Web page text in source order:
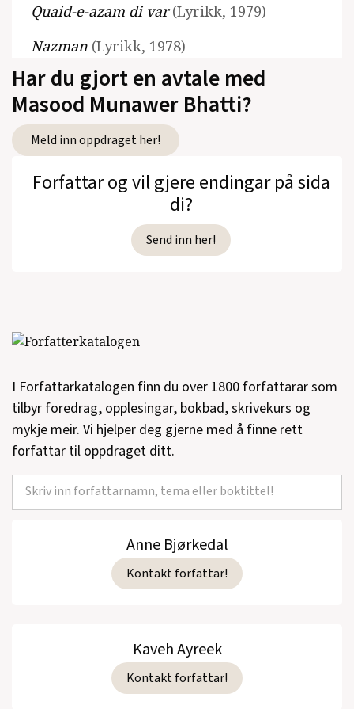
Quaid-e-azam di var(Lyrikk, 1979)
Nazman (Lyrikk, 1978)
Dev Mala(Lyrikk, 1975)
Har du gjort en avtale med
Masood Munawer Bhatti?
Meld inn oppdraget her!
Forfattar og vil gjere endingar på sida
di?
Send inn her!
I Forfattarkatalogen finn du over 1800 forfattarar som
tilbyr foredrag, opplesingar, bokbad, skrivekurs og
mykje meir. Vi hjelper deg gjerne med å finne rett
forfattar til oppdraget ditt.
Anne Bjørkedal
Kontakt forfattar!
Kaveh Ayreek
Kontakt forfattar!